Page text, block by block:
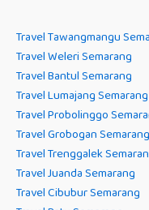
Travel Tawangmangu
Travel Weleri Semarang
Travel Bantul Semarang
Travel Lumajang Semarang
Travel Probolinggo
Travel Grobogan Semarang
Travel Trenggalek
Travel Juanda Semarang
Travel Cibubur Semarang